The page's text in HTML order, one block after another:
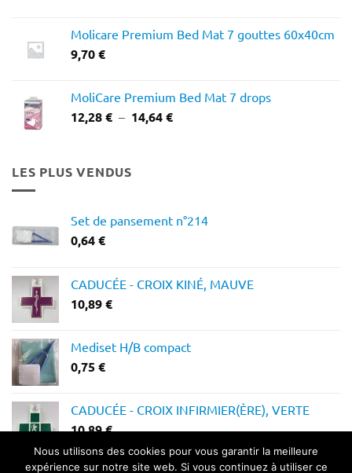
12,03 €
Molicare Premium Bed Mat 7 gouttes 60x40cm
9,70€
MoliCare Premium Bed Mat 7 drops
12,28€ – 14,64€Plage
LES PLUS VENDUS
Set de pansement n°214
0,64€
CADUCÉE - CROIX KINÉ, MAUVE
10,89€
Mediset H/B compact
0,75€
CADUCÉE - CROIX INFIRMIER(ÈRE), VERTE
10,89€
Nous utilisons des cookies pour vous garantir la meilleure
expérience sur notre site web. Si vous continuez à utiliser ce